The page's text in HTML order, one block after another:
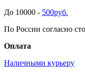
До 10000 - 500руб.
По России согласно
Оплата
Наличными курьеру